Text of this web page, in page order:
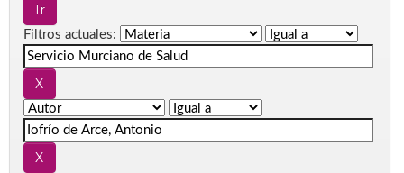
Filtros actuales: